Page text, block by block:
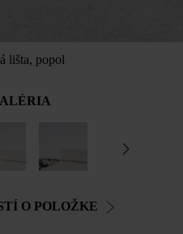
lišta, popol
O POLOŽKE